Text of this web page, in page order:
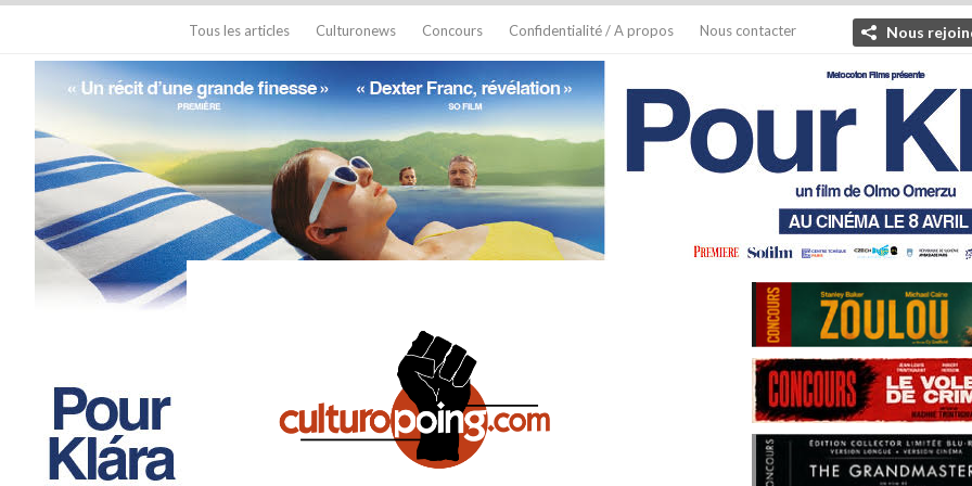
Tous les articles Culturonews Concours Confidentialité / A propos Nous contacter Nous